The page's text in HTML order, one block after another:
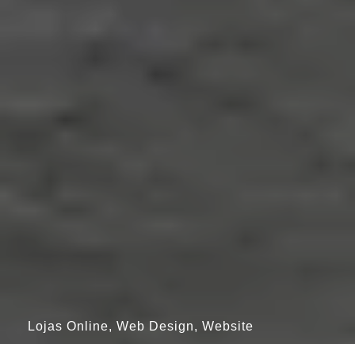
Lojas Online, Web Design, Website